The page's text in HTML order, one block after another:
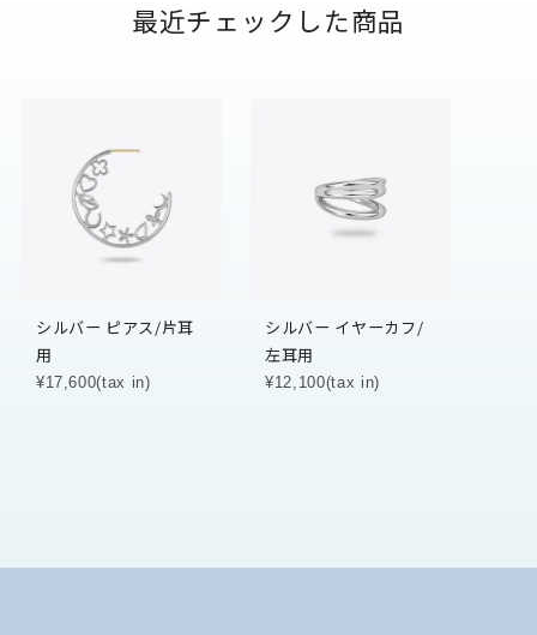
最近チェックした商品
シルバー ピアス/片耳
用
¥17,600(tax in)
シルバー イヤーカフ/
左耳用
¥12,100(tax in)